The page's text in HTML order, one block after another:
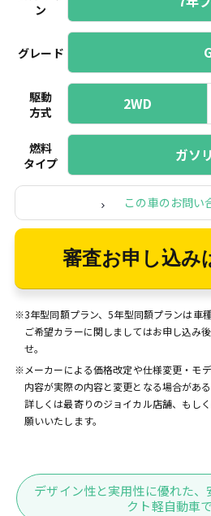
ン
グレード
駆動
方式
2WD
燃料
タイプ
ガソ
この車のお問い
審査お申し込み
※3年型同額プラン、5年型同額プランは車
ご希望カラーに関しましてはお申し込み
せ。
※メーカーによる価格改定や仕様変更・モ
内容が実際の内容と変更となる場合があ
詳しくは最寄りのジョイカル店舗、もし
願いいたします。
デザイン性と実用性に優れた
クト軽自動車で